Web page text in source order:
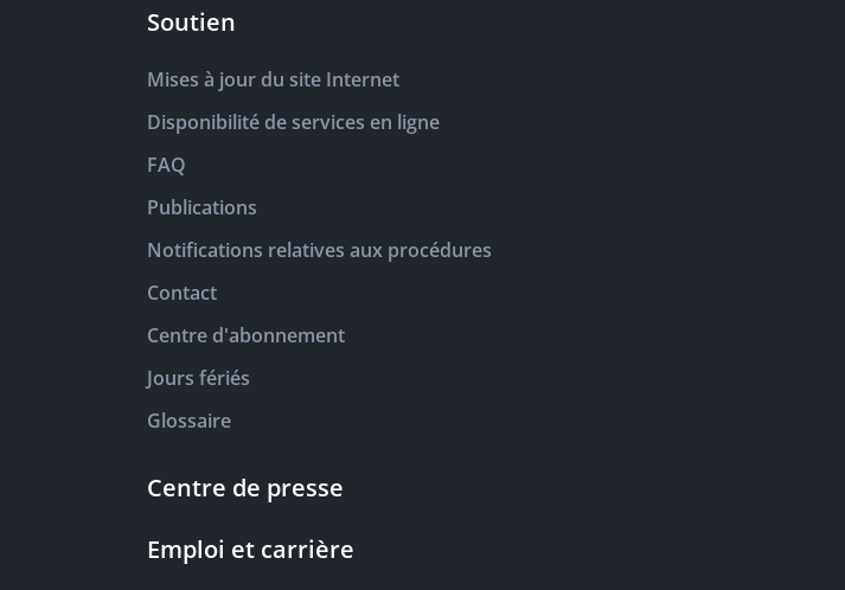
Soutien
Mises à jour du site Internet
Disponibilité de services en ligne
FAQ
Publications
Notifications relatives aux procédures
Contact
Centre d'abonnement
Jours fériés
Glossaire
Centre de presse
Emploi et carrière